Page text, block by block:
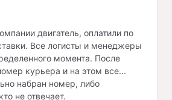
двигатель, оплатили по
Все логисты и менеджеры
момента. После
курьера и на этом все...
набран номер, либо
не отвечает.